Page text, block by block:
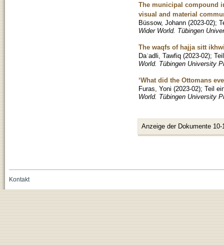
The municipal compound
visual and material
Büssow, Johann (2023-02);
Wider World. Tübingen
The waqfs of hajja sitt
Daʿadli, Tawfiq (2023-02);
World. Tübingen University
‘What did the Ottomans
Furas, Yoni (2023-02); Teil
World. Tübingen University
Anzeige der Dokumente 10-
Kontakt